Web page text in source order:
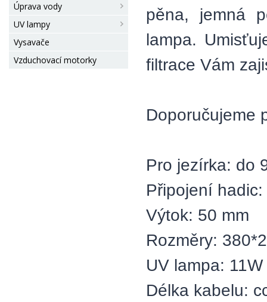
Úprava vody
UV lampy
Vysavače
Vzduchovací motorky
pěna, jemná
lampa.
filtrace Vám
Doporučujeme
Pro jezírka: do
Připojení
Výtok: 50 mm
Rozměry:
UV lampa: 11W
Délka kabelu: